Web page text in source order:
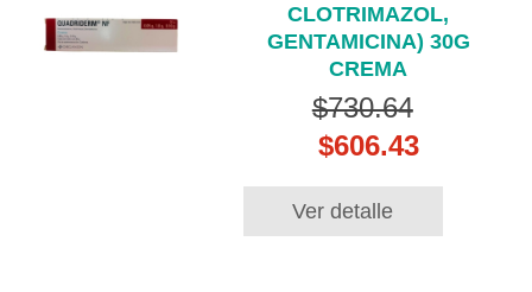
CLOTRIMAZOL,
GENTAMICINA) 30G
CREMA
$730.64
$606.43
Ver detalle